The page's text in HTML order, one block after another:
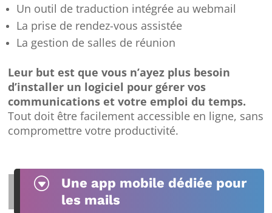
Un outil de traduction intégrée au webmail
La prise de rendez-vous assistée
La gestion de salles de réunion
Leur but est que vous n’ayez plus besoin
d’installer un logiciel pour gérer vos
communications et votre emploi du temps.
Tout doit être facilement accessible en ligne, sans
compromettre votre productivité.
G
Une app mobile dédiée pour
les mails